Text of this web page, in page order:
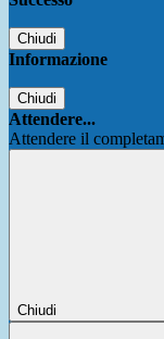
Chiudi
Informazione
Chiudi
Attendere...
Attendere il
Chiudi